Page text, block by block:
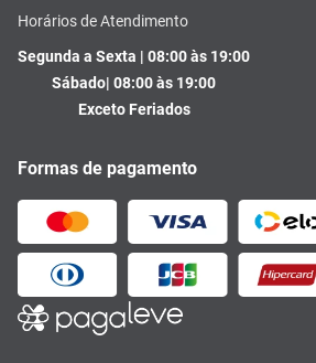
Horários de Atendimento
Segunda a Sexta | 08:00 às 19:00
Sábado| 08:00 às 19:00
Exceto Feriados
Formas de pagamento